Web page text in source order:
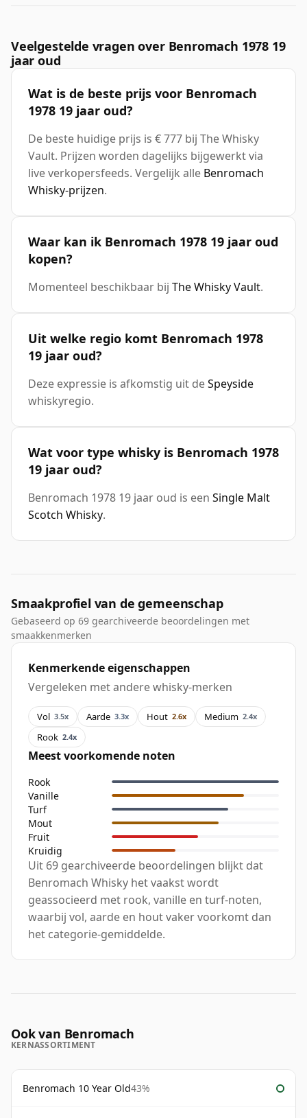
Veelgestelde vragen over Benromach 1978 19
jaar oud
Wat is de beste prijs voor Benromach
1978 19 jaar oud?
De beste huidige prijs is € 777 bij The Whisky
Vault. Prijzen worden dagelijks bijgewerkt via
live verkopersfeeds. Vergelijk alle Benromach
Whisky-prijzen.
Waar kan ik Benromach 1978 19 jaar oud
kopen?
Momenteel beschikbaar bij The Whisky Vault.
Uit welke regio komt Benromach 1978
19 jaar oud?
Deze expressie is afkomstig uit deSpeyside
whiskyregio.
Wat voor type whisky is Benromach 1978
19 jaar oud?
Benromach 1978 19 jaar oud is een Single Malt
Scotch Whisky.
Smaakprofiel van de gemeenschap
Gebaseerd op 69 gearchiveerde beoordelingen met
smaakkenmerken
Kenmerkende eigenschappen
Vergeleken met andere whisky-merken
Vol 3.5x Aarde 3.3x Hout 2.6x Medium 2.4x
Rook 2.4x
Meest voorkomende noten
Rook
Vanille
Turf
Mout
Fruit
Kruidig
Uit 69 gearchiveerde beoordelingen blijkt dat
Benromach Whisky het vaakst wordt
geassocieerd met rook, vanille en turf-noten,
waarbij vol, aarde en hout vaker voorkomt dan
het categorie-gemiddelde.
Ook van Benromach
KERNASSORTIMENT
Benromach 10 Year Old43%